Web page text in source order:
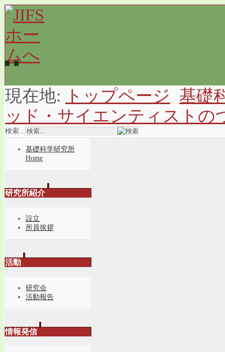
現在地: トップページ 基礎
ッド・サイエンティストの
検索...
基礎科学研究所
Home
研究所紹介
設立
所員挨拶
活動
研究会
活動報告
情報発信